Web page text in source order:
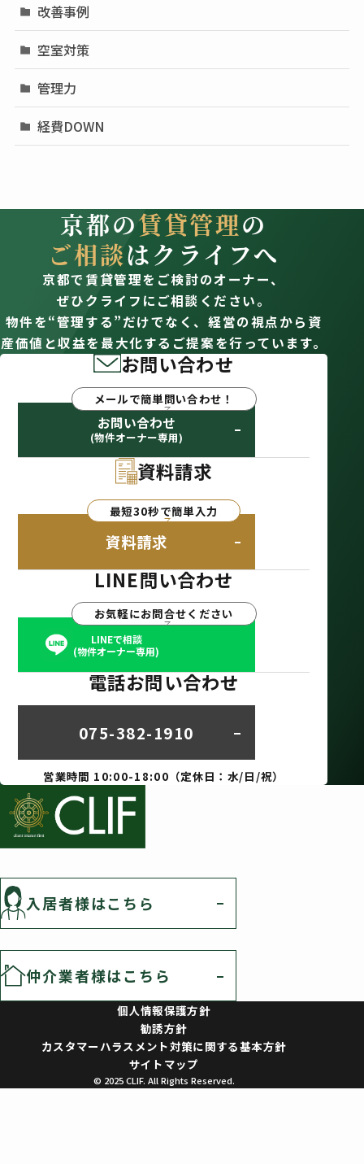
改善事例
空室対策
管理力
経費DOWN
京都の賃貸管理の
ご相談はクライフへ
京都で賃貸管理をご検討のオーナー、
ぜひクライフにご相談ください。
物件を“管理する”だけでなく、経営の視点から資
産価値と収益を最大化するご提案を行っています。
お問い合わせ
メールで簡単問い合わせ！
お問い合わせ
(物件オーナー専用)
資料請求
最短30秒で簡単入力
資料請求
LINE問い合わせ
お気軽にお問合せください
LINEで相談
(物件オーナー専用)
電話お問い合わせ
075-382-1910
営業時間 10:00-18:00（定休日：水/日/祝）
入居者様はこちら
仲介業者様はこちら
個人情報保護方針
勧誘方針
カスタマーハラスメント対策に関する基本方針
サイトマップ
© 2025 CLIF. All Rights Reserved.